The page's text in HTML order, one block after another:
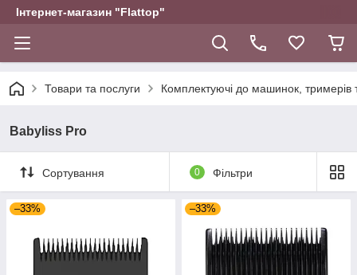
Інтернет-магазин "Flattop"
Товари та послуги Комплектуючі до машинок, тримерів
Babyliss Pro
Сортування 0 Фільтри
–33% –33%